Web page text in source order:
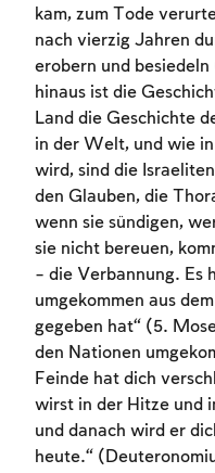
kam, zum Tode
nach vierzig Jahren
erobern und
hinaus ist die
Land die Geschichte
in der Welt, und wie
wird, sind die
den Glauben, die
wenn sie sündigen,
sie nicht bereuen,
– die Verbannung. Es
umgekommen aus
gegeben hat“ (5.
den Nationen
Feinde hat dich
wirst in der Hitze und
und danach wird er
heute.“
Account
To mark
to create an
Sign up